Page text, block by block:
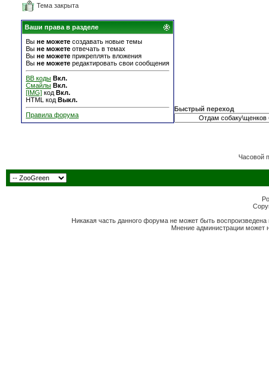
Тема закрыта
Ваши права в разделе
Вы не можете создавать новые темы
Вы не можете отвечать в темах
Вы не можете прикреплять вложения
Вы не можете редактировать свои сообщения
BB коды Вкл.
Смайлы Вкл.
[IMG] код Вкл.
HTML код Выкл.
Правила форума
Быстрый переход
Часовой
Никакая часть данного форума не может быть
Мнение администрации может